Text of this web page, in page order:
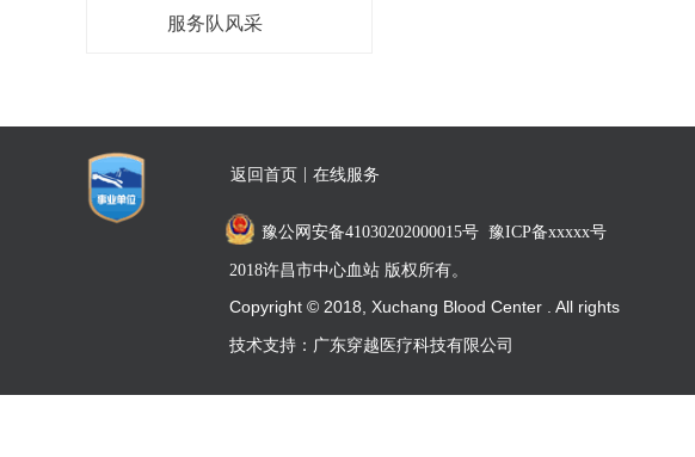
服务队风采
在线服务
返回首页
技术支持： 广东穿越医疗科技有限公司
Copyright © 2018, Xuchang Blood Center . All rights
reserved
2018许昌市中心血站 版权所有。
豫公网安备41030202000015号 豫ICP备xxxxx号